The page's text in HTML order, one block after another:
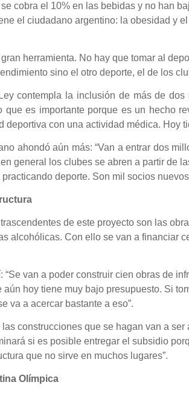
cobra el 10% en las bebidas y no han
el ciudadano argentino: la obesidad y
herramienta. No hay que tomar al
sino el otro deporte, el de los
contempla la inclusión de más de
que es importante porque es un hecho
deportiva con una actividad médica. Hoy
ahondó aún más: “Van a entrar dos
general los clubes se abren a partir de
deporte. Son mil socios
de este proyecto son las
alcohólicas. Con ello se van a financiar
“Se van a poder construir cien obras de
aún hoy tiene muy bajo presupuesto. Si
va a acercar bastante a eso”.
las construcciones que se hagan van a
si es posible entregar el subsidio
que no sirve en muchos lugares”.
Olímpica